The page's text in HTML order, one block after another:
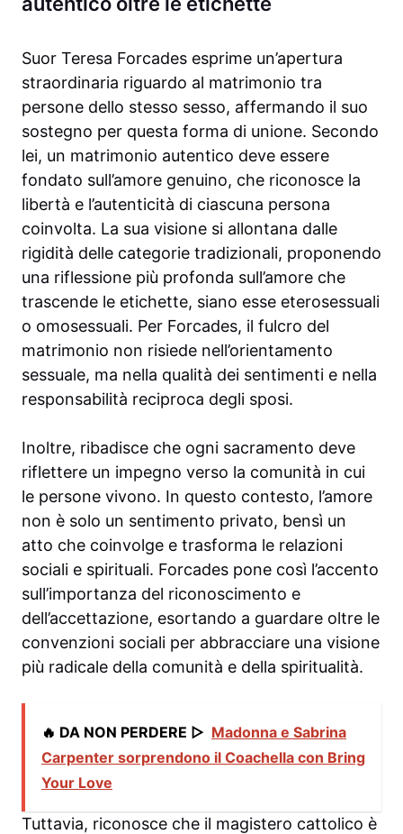
Suor Teresa Forcades esprime un’apertura
straordinaria riguardo al matrimonio tra
persone dello stesso sesso, affermando il suo
sostegno per questa forma di unione. Secondo
lei, un matrimonio autentico deve essere
fondato sull’amore genuino, che riconosce la
libertà e l’autenticità di ciascuna persona
coinvolta. La sua visione si allontana dalle
rigidità delle categorie tradizionali, proponendo
una riflessione più profonda sull’amore che
trascende le etichette, siano esse eterosessuali
o omosessuali. Per Forcades, il fulcro del
matrimonio non risiede nell’orientamento
sessuale, ma nella qualità dei sentimenti e nella
responsabilità reciproca degli sposi.
Inoltre, ribadisce che ogni sacramento deve
riflettere un impegno verso la comunità in cui
le persone vivono. In questo contesto, l’amore
non è solo un sentimento privato, bensì un
atto che coinvolge e trasforma le relazioni
sociali e spirituali. Forcades pone così l’accento
sull’importanza del riconoscimento e
dell’accettazione, esortando a guardare oltre le
convenzioni sociali per abbracciare una visione
più radicale della comunità e della spiritualità.
🔥 DA NON PERDERE ▷ Madonna e Sabrina
Carpenter sorprendono il Coachella con Bring
Your Love
Tuttavia, riconosce che il magistero cattolico è